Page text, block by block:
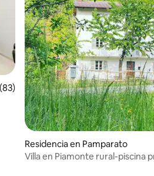
promedio: 4.88 de 5; 83
Residencia en Pamparato
Villa en Piamonte rural-piscina